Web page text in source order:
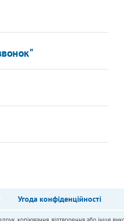
Угода конфіденційності